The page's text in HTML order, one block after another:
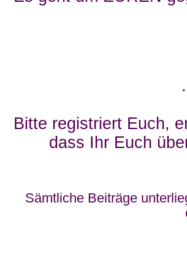
Bitte registriert Euch,
dass Ihr Euch
Sämtliche Beiträge